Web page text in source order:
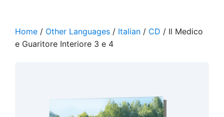
Home / Other Languages / Italian / CD / Il Medico
e Guaritore Interiore 3 e 4